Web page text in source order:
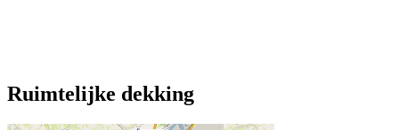
Ruimtelijke dekking